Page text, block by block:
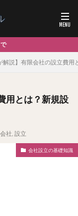
解説】有限会社の設立費
用とは？新規設
社, 設立
会社設立の基礎知識